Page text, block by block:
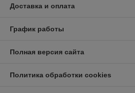
Доставка и оплата
График работы
Полная версия сайта
Политика обработки cookies